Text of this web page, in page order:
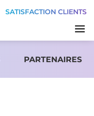
SATISFACTION CLIENTS
PARTENAIRES